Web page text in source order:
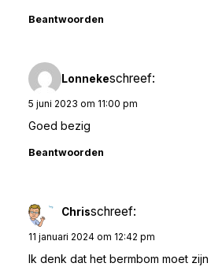
Beantwoorden
Lonnekeschreef:
5 juni 2023 om 11:00 pm
Goed bezig
Beantwoorden
Chrisschreef:
11 januari 2024 om 12:42 pm
Ik denk dat het bermbom moet